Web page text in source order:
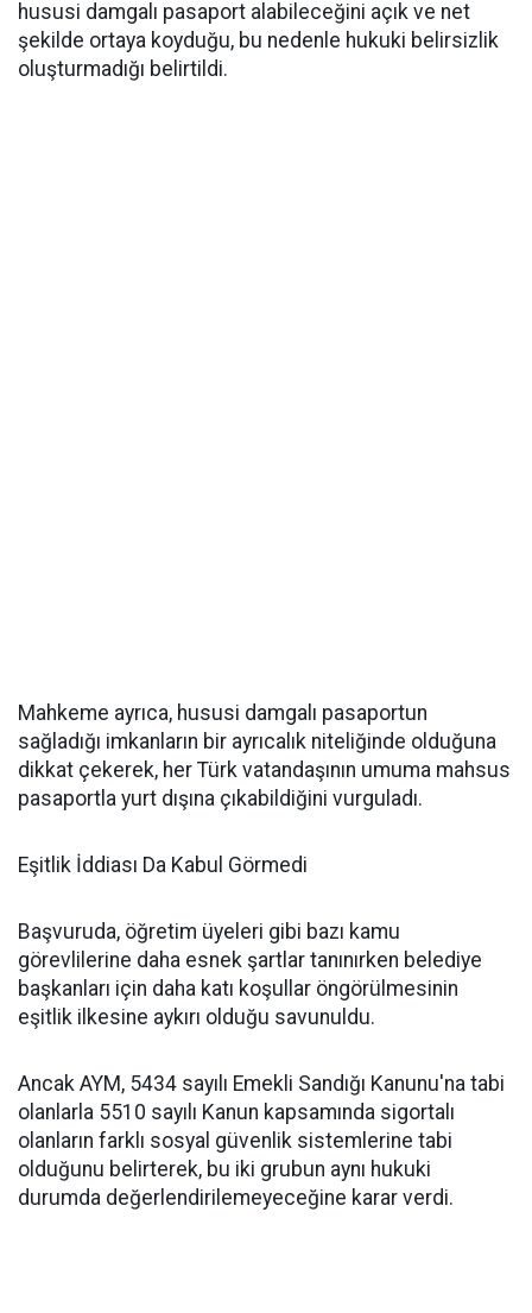
hususi damgalı pasaport alabileceğini açık ve net
şekilde ortaya koyduğu, bu nedenle hukuki belirsizlik
oluşturmadığı belirtildi.
Mahkeme ayrıca, hususi damgalı pasaportun
sağladığı imkanların bir ayrıcalık niteliğinde olduğuna
dikkat çekerek, her Türk vatandaşının umuma mahsus
pasaportla yurt dışına çıkabildiğini vurguladı.
Eşitlik İddiası Da Kabul Görmedi
Başvuruda, öğretim üyeleri gibi bazı kamu
görevlilerine daha esnek şartlar tanınırken belediye
başkanları için daha katı koşullar öngörülmesinin
eşitlik ilkesine aykırı olduğu savunuldu.
Ancak AYM, 5434 sayılı Emekli Sandığı Kanunu'na tabi
olanlarla 5510 sayılı Kanun kapsamında sigortalı
olanların farklı sosyal güvenlik sistemlerine tabi
olduğunu belirterek, bu iki grubun aynı hukuki
durumda değerlendirilemeyeceğine karar verdi.